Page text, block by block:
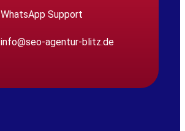
WhatsApp Support
info@seo-agentur-blitz.de